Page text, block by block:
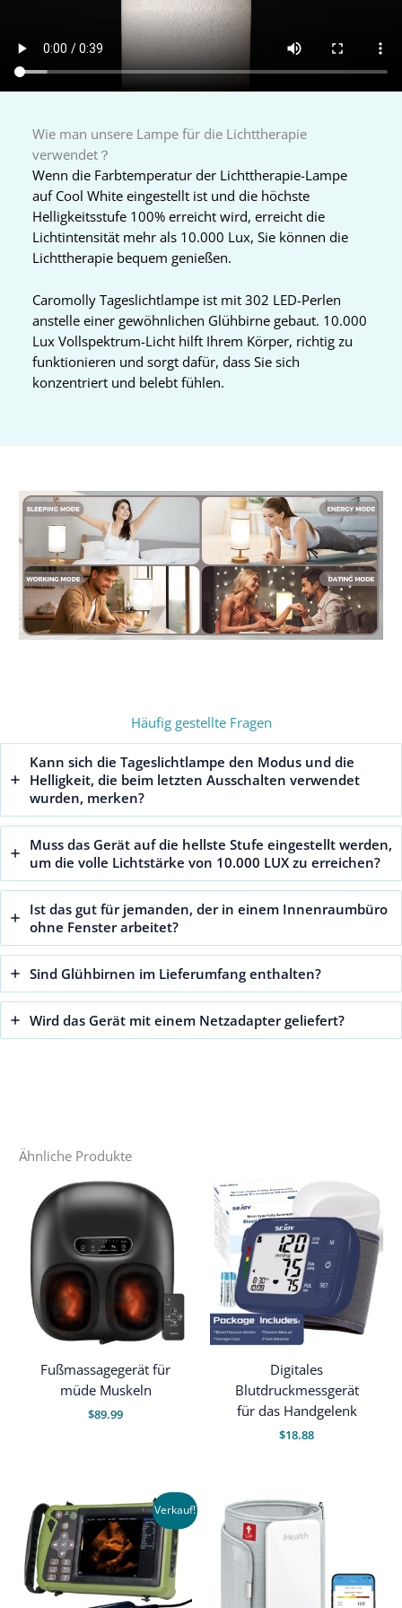
Wie man unsere Lampe für die Lichttherapie
verwendet？
Wenn die Farbtemperatur der Lichttherapie-Lampe
auf Cool White eingestellt ist und die höchste
Helligkeitsstufe 100% erreicht wird, erreicht die
Lichtintensität mehr als 10.000 Lux, Sie können die
Lichttherapie bequem genießen.
Caromolly Tageslichtlampe ist mit 302 LED-Perlen
anstelle einer gewöhnlichen Glühbirne gebaut. 10.000
Lux Vollspektrum-Licht hilft Ihrem Körper, richtig zu
funktionieren und sorgt dafür, dass Sie sich
konzentriert und belebt fühlen.
Häufig gestellte Fragen
Kann sich die Tageslichtlampe den Modus und die
Helligkeit, die beim letzten Ausschalten verwendet
wurden, merken?
Muss das Gerät auf die hellste Stufe eingestellt werden,
um die volle Lichtstärke von 10.000 LUX zu erreichen?
Ist das gut für jemanden, der in einem Innenraumbüro
ohne Fenster arbeitet?
Sind Glühbirnen im Lieferumfang enthalten?
Wird das Gerät mit einem Netzadapter geliefert?
Ähnliche Produkte
Fußmassagegerät für
müde Muskeln
$89.99
Digitales
Blutdruckmessgerät
für das Handgelenk
$18.88
Verkauf!